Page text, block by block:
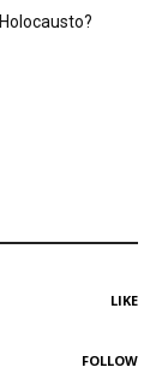
LIKE
FOLLOW